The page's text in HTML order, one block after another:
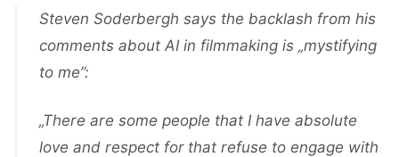
Steven Soderbergh says the backlash from his
comments about AI in filmmaking is „mystifying
to me”:
„There are some people that I have absolute
love and respect for that refuse to engage with